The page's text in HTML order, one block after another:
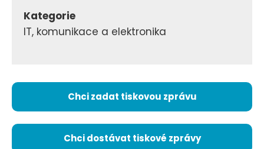
Kategorie
IT, komunikace a elektronika
Chci zadat tiskovou zprávu
Chci dostávat tiskové zprávy